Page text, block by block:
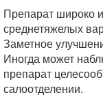
Препарат широко
среднетяжелых
Заметное
Иногда может
препарат
салоотделении.